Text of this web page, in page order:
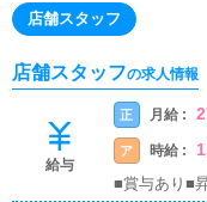
店舗スタッフ
店舗スタッフの求人情報
給与
正 月給 :
ア 時給 :
■賞与あり■